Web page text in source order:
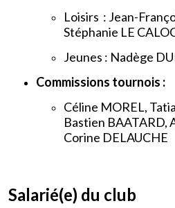
Loisirs : Jean-
Stéphanie LE
Jeunes : Nadège
Commissions tournois :
Céline MOREL,
Bastien BAATARD,
Corine DELAUCHE
Salarié(e) du club